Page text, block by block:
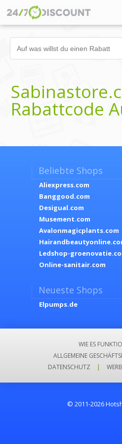
Rabattcode
Beliebte Shops
Aliexpress.com
Banggood.com
Desigual.com
Musement.com
Avalonmagicplants.com
Ledshop-
Online-sanitair.com
Neueste Shops
Elpumps.de
WIE ES
ALLGEMEINE
DATENSCHUTZ
|
© 2011-2026